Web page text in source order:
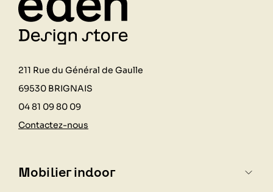
211 Rue du Général de Gaulle
69530 BRIGNAIS
04 81 09 80 09
Contactez-nous
Mobilier indoor